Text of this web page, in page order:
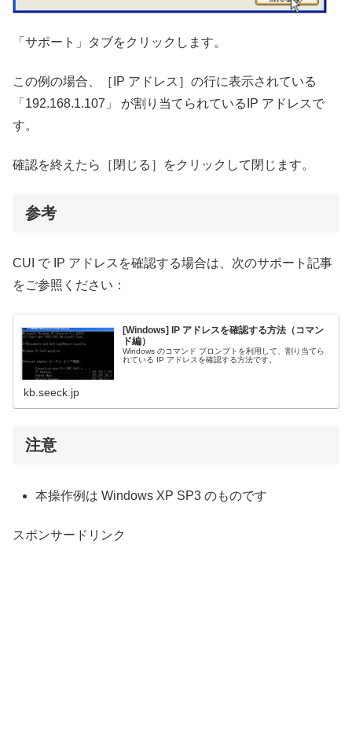
「サポート」タブをクリックします。
この例の場合、［IP アドレス］の行に表示されている
「192.168.1.107」 が割り当てられているIP アドレスで
す。
確認を終えたら［閉じる］をクリックして閉じます。
参考
CUI で IP アドレスを確認する場合は、次のサポート記事
をご参照ください：
[Windows] IP アドレスを確認する方法（コマン
ド編）
Windows のコマンド プロンプトを利用して、割り当てら
れている IP アドレスを確認する方法です。
kb.seeck.jp
注意
本操作例は Windows XP SP3 のものです
スポンサードリンク